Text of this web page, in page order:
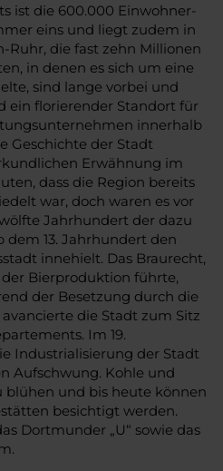
ist die 600.000 Einwohner-
eins und liegt zudem in
Ruhr, die fast zehn Millionen
in denen es sich um eine
sind lange vorbei und
ein florierender Standort für
innerhalb
Geschichte der Stadt
Erwähnung im
dass die Region bereits
war, doch waren es vor
Jahrhundert der dazu
13. Jahrhundert den
innehielt. Das Braurecht,
Bierproduktion führte,
der Besetzung durch die
die Stadt zum Sitz
Im 19.
Industrialisierung der Stadt
Aufschwung. Kohle und
blühen und bis heute können
besichtigt werden.
Dortmunder „U“ sowie das